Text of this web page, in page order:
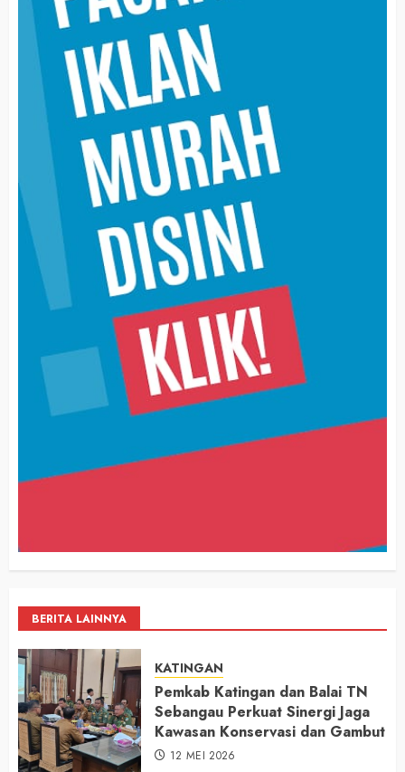
BERITA LAINNYA
KATINGAN
Pemkab Katingan dan Balai TN
Sebangau Perkuat Sinergi Jaga
Kawasan Konservasi dan Gambut
12 MEI 2026